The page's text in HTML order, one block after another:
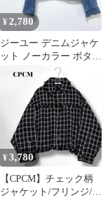
¥2,780
ジーユー デニムジャケ
ット ノーカラー ボタン
フロント 首元フリンジ
¥3,780
【CPCM】チェック柄
ジャケット/フリンジ/ド